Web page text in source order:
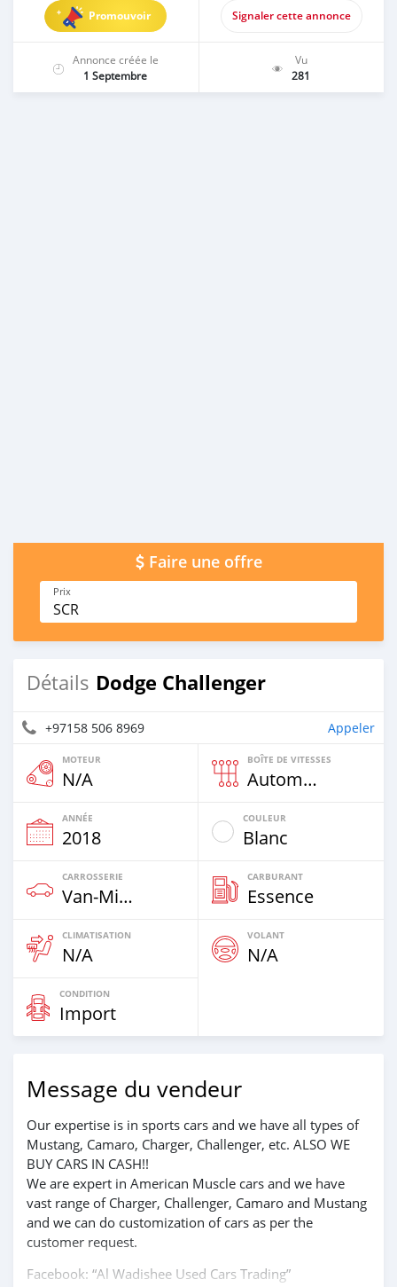
Promouvoir Signaler cette annonce
Annonce créée le
1 Septembre
Vu
281
Faire une offre
Prix
SCR
Détails Dodge Challenger
+97158 506 8969 Appeler
MOTEUR
N/A
BOÎTE DE VITESSES
Automatique
ANNÉE
2018
COULEUR
Blanc
CARROSSERIE
Van‒Minibus
CARBURANT
Essence
CLIMATISATION
N/A
VOLANT
N/A
CONDITION
Import
Message du vendeur
Our expertise is in sports cars and we have all types of
Mustang, Camaro, Charger, Challenger, etc. ALSO WE
BUY CARS IN CASH!!
We are expert in American Muscle cars and we have
vast range of Charger, Challenger, Camaro and Mustang
and we can do customization of cars as per the
customer request.
Facebook: “Al Wadishee Used Cars Trading”